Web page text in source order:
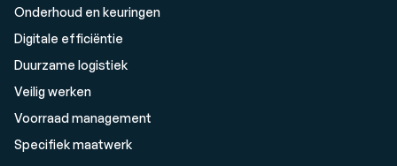
Onderhoud en keuringen
Digitale efficiëntie
Duurzame logistiek
Veilig werken
Voorraad management
Specifiek maatwerk